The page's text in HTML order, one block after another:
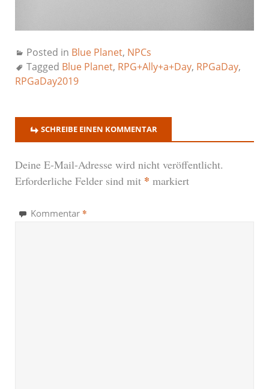
Posted in Blue Planet, NPCs
Tagged Blue Planet, RPG+Ally+a+Day, RPGaDay,
RPGaDay2019
SCHREIBE EINEN KOMMENTAR
Deine E-Mail-Adresse wird nicht veröffentlicht.
Erforderliche Felder sind mit * markiert
Kommentar *